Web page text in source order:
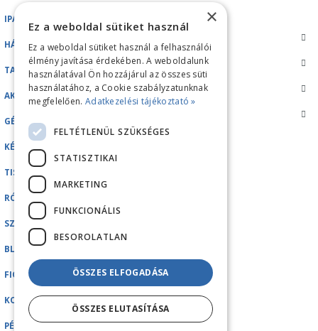
IPARI GÉPEK
HÁZTARTÁSI GÉPEK
TARTOZÉKOK/ALKATRÉSZEK
AKCIÓK
GÉPKÖLCSÖNZÉS
KÉZI TISZTÍTÓ ESZKÖZÖK
TISZTÍTÓSZEREK
RÓLUNK
SZERVIZ
BLOG
FIÓKOM
KOSÁR
PÉNZTÁR
×
Ez a weboldal sütiket használ
Ez a weboldal sütiket használ a felhasználói
élmény javítása érdekében. A weboldalunk
használatával Ön hozzájárul az összes süti
használatához, a Cookie szabályzatunknak
megfelelően. Adatkezelési tájékoztató »
FELTÉTLENÜL SZÜKSÉGES
STATISZTIKAI
MARKETING
FUNKCIONÁLIS
BESOROLATLAN
ÖSSZES ELFOGADÁSA
ÖSSZES ELUTASÍTÁSA